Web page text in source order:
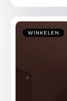
WINKELEN